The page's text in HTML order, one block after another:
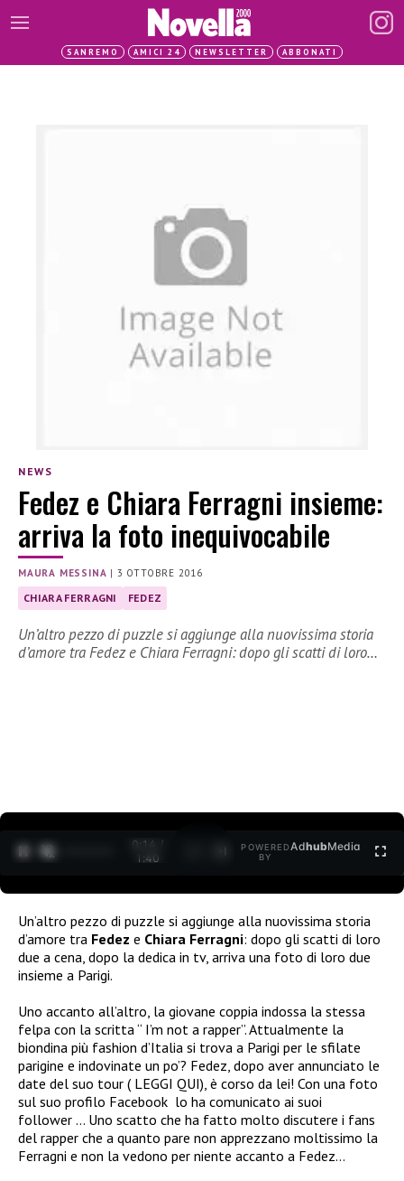
SANREMO AMICI 24 NEWSLETTER ABBONATI
NEWS
Fedez e Chiara Ferragni insieme:
arriva la foto inequivocabile
MAURA MESSINA | 3 OTTOBRE 2016
CHIARA FERRAGNI FEDEZ
Un’altro pezzo di puzzle si aggiunge alla nuovissima storia
d’amore tra Fedez e Chiara Ferragni: dopo gli scatti di loro…
0:15 /
1:40
POWERED
BY
AdhubMedia
Un’altro pezzo di puzzle si aggiunge alla nuovissima storia
d’amore tra Fedez e Chiara Ferragni: dopo gli scatti di loro
due a cena, dopo la dedica in tv, arriva una foto di loro due
insieme a Parigi.
Uno accanto all’altro, la giovane coppia indossa la stessa
felpa con la scritta “ I’m not a rapper”. Attualmente la
biondina più fashion d’Italia si trova a Parigi per le sfilate
parigine e indovinate un po’? Fedez, dopo aver annunciato le
date del suo tour ( LEGGI QUI), è corso da lei! Con una foto
sul suo profilo Facebook lo ha comunicato ai suoi
follower … Uno scatto che ha fatto molto discutere i fans
del rapper che a quanto pare non apprezzano moltissimo la
Ferragni e non la vedono per niente accanto a Fedez…